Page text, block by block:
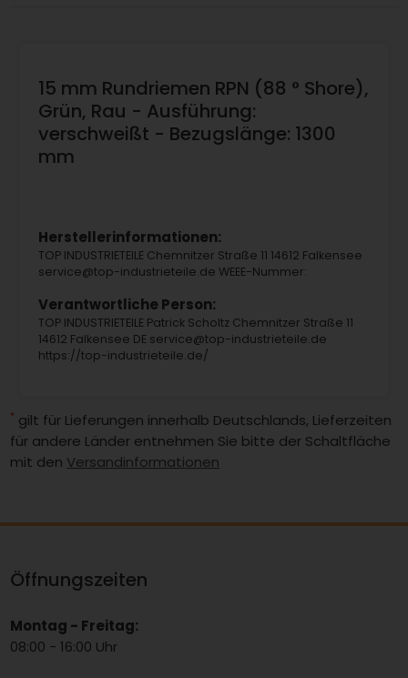
15 mm Rundriemen RPN (88 ° Shore),
Grün, Rau - Ausführung:
verschweißt - Bezugslänge: 1300
mm
Herstellerinformationen:
TOP INDUSTRIETEILE Chemnitzer Straße 11 14612 Falkensee
service@top-industrieteile.de WEEE-Nummer:
Verantwortliche Person:
TOP INDUSTRIETEILE Patrick Scholtz Chemnitzer Straße 11
14612 Falkensee DE service@top-industrieteile.de
https://top-industrieteile.de/
* gilt für Lieferungen innerhalb Deutschlands, Lieferzeiten
für andere Länder entnehmen Sie bitte der Schaltfläche
mit den Versandinformationen
Öffnungszeiten
Montag - Freitag:
08:00 - 16:00 Uhr